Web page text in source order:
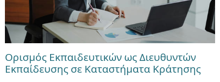
Ορισμός Εκπαιδευτικών ως Διευθυντών
Εκπαίδευσης σε Καταστήματα Κράτησης